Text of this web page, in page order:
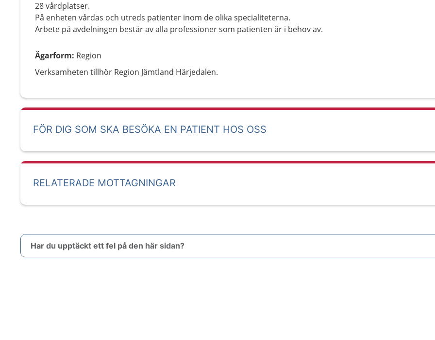
28 vårdplatser.
På enheten vårdas och utreds patienter inom de olika specialiteterna.
Arbete på avdelningen består av alla professioner som patienten är i behov av.
Ägarform: Region
Verksamheten tillhör Region Jämtland Härjedalen.
FÖR DIG SOM SKA BESÖKA EN PATIENT HOS OSS
RELATERADE MOTTAGNINGAR
Har du upptäckt ett fel på den här sidan?